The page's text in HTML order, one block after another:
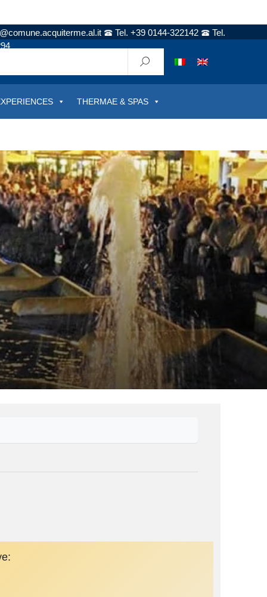
Tel. +39 0144-322142
Tel.
THERMAE & SPAS